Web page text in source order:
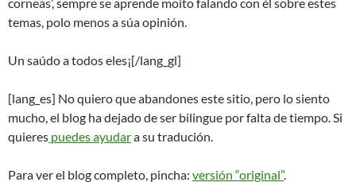
temas, polo menos a súa opinión.
Un saúdo a todos eles¡[/lang_gl]
[lang_es] No quiero que abandones este sitio, pero lo siento
mucho, el blog ha dejado de ser bilingue por falta de tiempo. Si
quieres puedes ayudara su tradución.
Para ver el blog completo, pincha: versión “original”.